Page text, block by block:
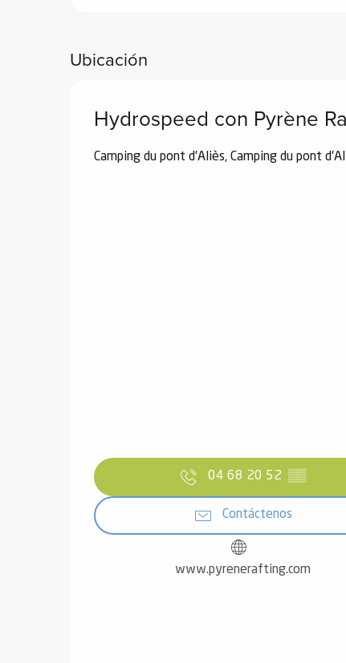
Ubicación
Hydrospeed con Pyrène
Camping du pont d'Aliès, Camping du pont
04 68 20 52 ▒▒
Contáctenos
www.pyrenerafting.com